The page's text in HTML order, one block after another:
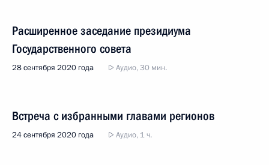
Расширенное заседание президиума
Государственного совета
28 сентября 2020 года Аудио, 30 мин.
Встреча с избранными главами регионов
24 сентября 2020 года Аудио, 1 ч.